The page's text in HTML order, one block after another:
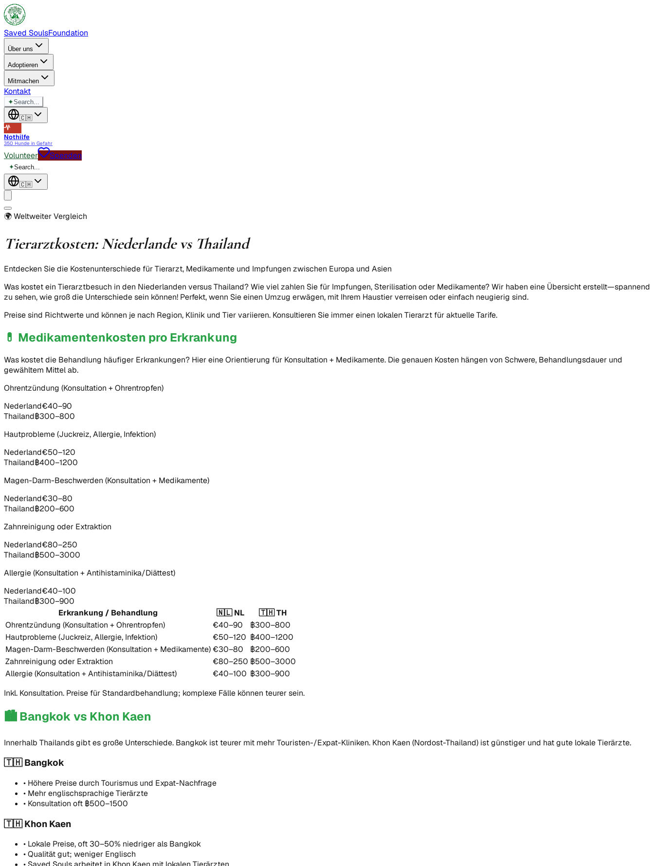
Saved SoulsFoundation
Über uns
Adoptieren
Mitmachen
Kontakt
✦Search...
🇨🇭
Nothilfe
350 Hunde in Gefahr
Volunteer Spenden
✦Search...
🇨🇭
🌍Weltweiter Vergleich
Tierarztkosten: Niederlande vs Thailand
Entdecken Sie die Kostenunterschiede für Tierarzt, Medikamente und Impfungen zwischen Europa und Asien
Was kostet ein Tierarztbesuch in den Niederlanden versus Thailand? Wie viel zahlen Sie für Impfungen, Sterilisation oder Medikamente? Wir haben eine Übersicht erstellt—spannend
zu sehen, wie groß die Unterschiede sein können! Perfekt, wenn Sie einen Umzug erwägen, mit Ihrem Haustier verreisen oder einfach neugierig sind.
Preise sind Richtwerte und können je nach Region, Klinik und Tier variieren. Konsultieren Sie immer einen lokalen Tierarzt für aktuelle Tarife.
💊 Medikamentenkosten pro Erkrankung
Was kostet die Behandlung häufiger Erkrankungen? Hier eine Orientierung für Konsultation + Medikamente. Die genauen Kosten hängen von Schwere, Behandlungsdauer und
gewähltem Mittel ab.
Ohrentzündung (Konsultation + Ohrentropfen)
Nederland€40–90
Thailand฿300–800
Hautprobleme (Juckreiz, Allergie, Infektion)
Nederland€50–120
Thailand฿400–1200
Magen-Darm-Beschwerden (Konsultation + Medikamente)
Nederland€30–80
Thailand฿200–600
Zahnreinigung oder Extraktion
Nederland€80–250
Thailand฿500–3000
Allergie (Konsultation + Antihistaminika/Diättest)
Nederland€40–100
Thailand฿300–900
Erkrankung / Behandlung
🇳🇱 NL
🇹🇭 TH
Ohrentzündung (Konsultation + Ohrentropfen)
€40–90
฿300–800
Hautprobleme (Juckreiz, Allergie, Infektion)
€50–120 ฿400–1200
Magen-Darm-Beschwerden (Konsultation + Medikamente)€30–80
฿200–600
Zahnreinigung oder Extraktion
€80–250 ฿500–3000
Allergie (Konsultation + Antihistaminika/Diättest)
€40–100 ฿300–900
Inkl. Konsultation. Preise für Standardbehandlung; komplexe Fälle können teurer sein.
🏙️Bangkok vs Khon Kaen
Innerhalb Thailands gibt es große Unterschiede. Bangkok ist teurer mit mehr Touristen-/Expat-Kliniken. Khon Kaen (Nordost-Thailand) ist günstiger und hat gute lokale Tierärzte.
🇹🇭 Bangkok
• Höhere Preise durch Tourismus und Expat-Nachfrage
• Mehr englischsprachige Tierärzte
• Konsultation oft ฿500–1500
🇹🇭 Khon Kaen
• Lokale Preise, oft 30–50% niedriger als Bangkok
•Qualität gut; weniger Englisch